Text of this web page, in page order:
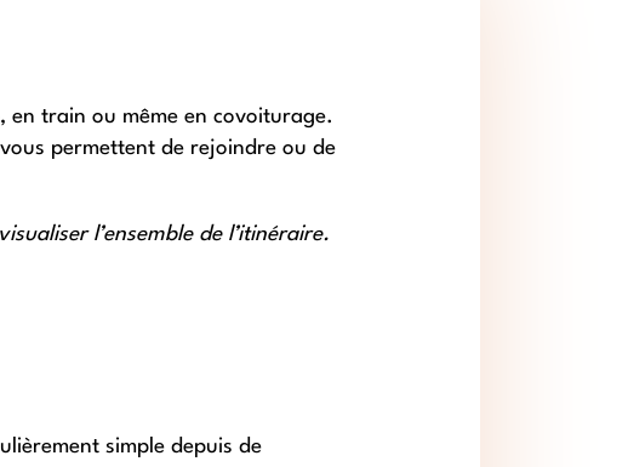
en train ou même en covoiturage.
permettent de rejoindre ou de
l’ensemble de l’itinéraire.
simple depuis de